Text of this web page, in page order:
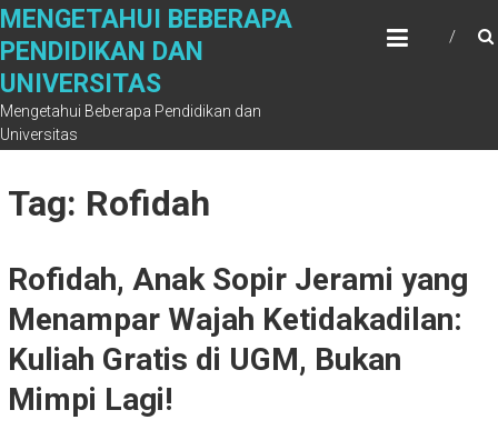
Skip
content
MENGETAHUI BEBERAPA
PENDIDIKAN DAN
UNIVERSITAS
Mengetahui Beberapa Pendidikan dan
Universitas
Tag: Rofidah
Rofidah, Anak Sopir Jerami yang
Menampar Wajah Ketidakadilan:
Kuliah Gratis di UGM, Bukan
Mimpi Lagi!